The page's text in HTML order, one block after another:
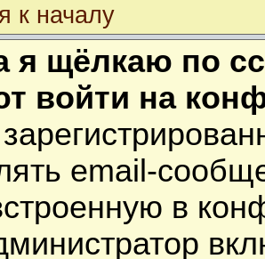
к началу
я щёлкаю по
войти на
email-
в